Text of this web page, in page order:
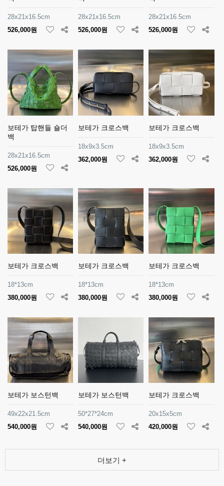
28x21x16.5cm
526,000원
28x21x16.5cm
526,000원
28x21x16.5cm
526,000원
보테가 탑핸들 숄더
백
28x21x16.5cm
526,000원
보테가 크로스백
18x9x3.5cm
362,000원
보테가 크로스백
18x9x3.5cm
362,000원
보테가 크로스백
18*13cm
380,000원
보테가 크로스백
18*13cm
380,000원
보테가 크로스백
18*13cm
380,000원
보테가 보스턴백
49x22x21.5cm
540,000원
보테가 보스턴백
50*27*24cm
540,000원
보테가 크로스백
20x15x5cm
420,000원
더보기 +